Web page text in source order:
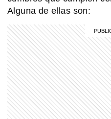
Alguna de ellas son:HISTORIA
las
Cuenca,
de su
EL MUNDO
La
vikingos